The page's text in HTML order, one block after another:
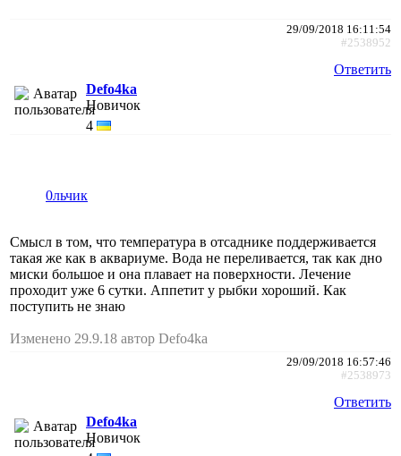
29/09/2018 16:11:54
#2538952
Ответить
Defo4ka
Новичок
4
0льчик
Смысл в том, что температура в отсаднике поддерживается
такая же как в аквариуме. Вода не переливается, так как дно
миски большое и она плавает на поверхности. Лечение
проходит уже 6 сутки. Аппетит у рыбки хороший. Как
поступить не знаю
Изменено 29.9.18 автор Defo4ka
29/09/2018 16:57:46
#2538973
Ответить
Defo4ka
Новичок